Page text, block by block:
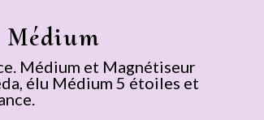
Médium et Magnétiseur
élu Médium 5 étoiles et